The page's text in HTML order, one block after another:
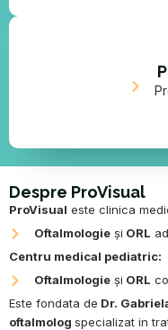
Despre ProVisual
ProVisual este clinica
Oftalmologieși ORL
Centru medical pediatric:
Oftalmologieși ORL
Este fondata de Dr.
oftalmolog specializat in